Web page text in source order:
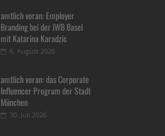
amtlich voran: Employer
Branding bei der IWB Basel
mit Katarina Karadzic
6. August 2026
amtlich voran: das Corporate
Influencer Program der Stadt
München
30. Juli 2026